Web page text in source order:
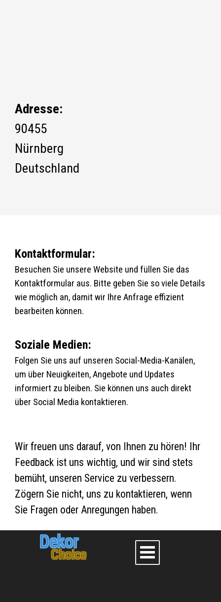
Adresse:
90455
Nürnberg
Deutschland
Kontaktformular:
Besuchen Sie unsere Website und füllen Sie das
Kontaktformular aus. Bitte geben Sie so viele Details
wie möglich an, damit wir Ihre Anfrage effizient
bearbeiten können.
Soziale Medien:
Folgen Sie uns auf unseren Social-Media-Kanälen,
um über Neuigkeiten, Angebote und Updates
informiert zu bleiben. Sie können uns auch direkt
über Social Media kontaktieren.
Wir freuen uns darauf, von Ihnen zu hören! Ihr
Feedback ist uns wichtig, und wir sind stets
bemüht, unseren Service zu verbessern.
Zögern Sie nicht, uns zu kontaktieren, wenn
Sie Fragen oder Anregungen haben.
Dekor
Choice